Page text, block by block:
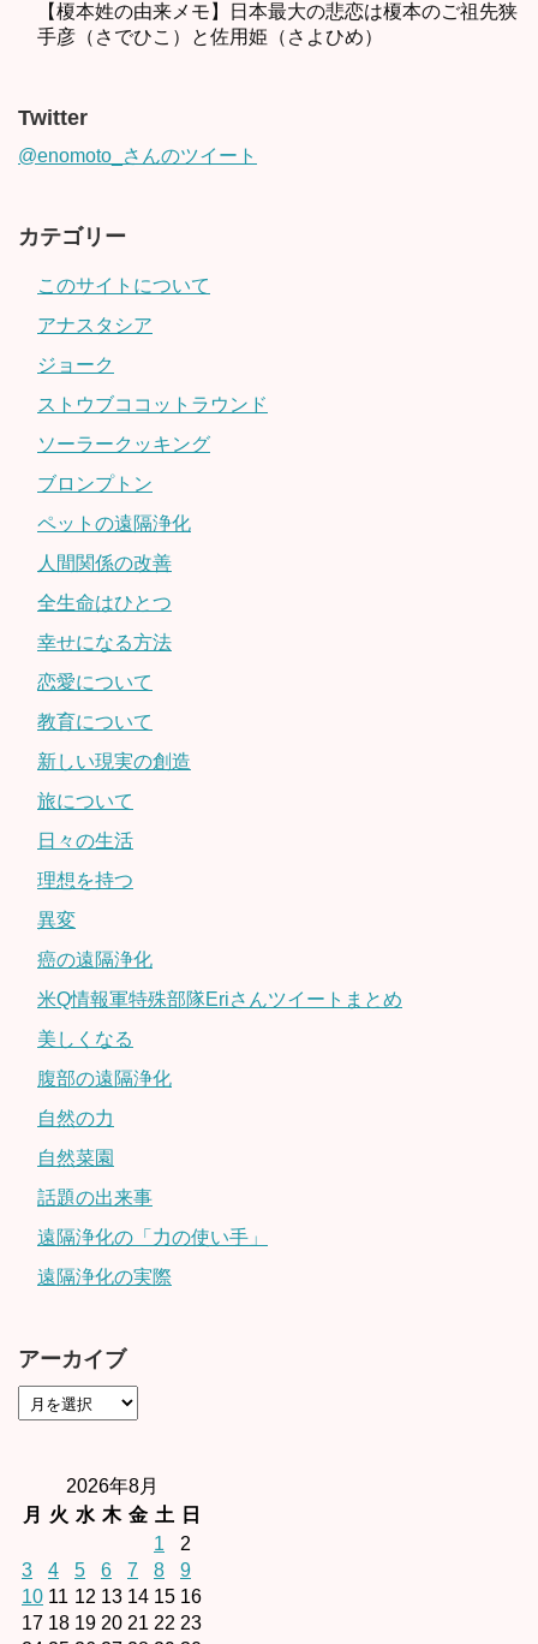
【榎本姓の由来メモ】日本最大の悲恋は榎本のご祖先狭
手彦（さでひこ）と佐用姫（さよひめ）
Twitter
@enomoto_さんのツイート
カテゴリー
このサイトについて
アナスタシア
ジョーク
ストウブココットラウンド
ソーラークッキング
ブロンプトン
ペットの遠隔浄化
人間関係の改善
全生命はひとつ
幸せになる方法
恋愛について
教育について
新しい現実の創造
旅について
日々の生活
理想を持つ
異変
癌の遠隔浄化
米Q情報軍特殊部隊Eriさんツイートまとめ
美しくなる
腹部の遠隔浄化
自然の力
自然菜園
話題の出来事
遠隔浄化の「力の使い手」
遠隔浄化の実際
アーカイブ
2026年8月
月
火 水 木 金 土
日
1
2
3
4 5 6 7 8
9
10 11 12 13 14 15 16
17 18 19 20 21 22 23